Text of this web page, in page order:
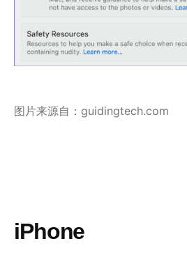
图片来源自：guidingtech.com
iPhone